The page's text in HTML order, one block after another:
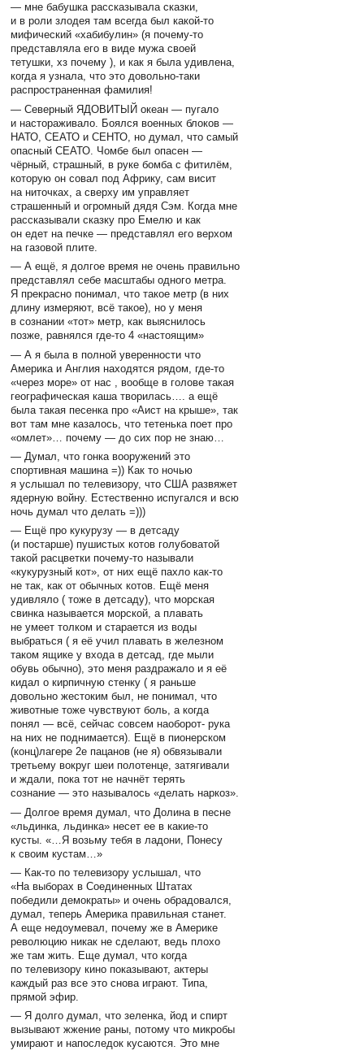
— мне бабушка рассказывала сказки,
и в роли злодея там всегда был какой-то
мифический «хабибулин» (я почему-то
представляла его в виде мужа своей
тетушки, хз почему ), и как я была удивлена,
когда я узнала, что это довольно-таки
распространенная фамилия!
— Северный ЯДОВИТЫЙ океан — пугало
и настораживало. Боялся военных блоков —
НАТО, СЕАТО и СЕНТО, но думал, что самый
опасный СЕАТО. Чомбе был опасен —
чёрный, страшный, в руке бомба с фитилём,
которую он совал под Африку, сам висит
на ниточках, а сверху им управляет
страшенный и огромный дядя Сэм. Когда мне
рассказывали сказку про Емелю и как
он едет на печке — представлял его верхом
на газовой плите.
— А ещё, я долгое время не очень правильно
представлял себе масштабы одного метра.
Я прекрасно понимал, что такое метр (в них
длину измеряют, всё такое), но у меня
в сознании «тот» метр, как выяснилось
позже, равнялся где-то 4 «настоящим»
— А я была в полной уверенности что
Америка и Англия находятся рядом, где-то
«через море» от нас , вообще в голове такая
географическая каша творилась…. а ещё
была такая песенка про «Аист на крыше», так
вот там мне казалось, что тетенька поет про
«омлет»… почему — до сих пор не знаю…
— Думал, что гонка вооружений это
спортивная машина =)) Как то ночью
я услышал по телевизору, что США развяжет
ядерную войну. Естественно испугался и всю
ночь думал что делать =)))
— Ещё про кукурузу — в детсаду
(и постарше) пушистых котов голубоватой
такой расцветки почему-то называли
«кукурузный кот», от них ещё пахло как-то
не так, как от обычных котов. Ещё меня
удивляло ( тоже в детсаду), что морская
свинка называется морской, а плавать
не умеет толком и старается из воды
выбраться ( я её учил плавать в железном
таком ящике у входа в детсад, где мыли
обувь обычно), это меня раздражало и я её
кидал о кирпичную стенку ( я раньше
довольно жестоким был, не понимал, что
животные тоже чувствуют боль, а когда
понял — всё, сейчас совсем наоборот- рука
на них не поднимается). Ещё в пионерском
(конц)лагере 2е пацанов (не я) обвязывали
третьему вокруг шеи полотенце, затягивали
и ждали, пока тот не начнёт терять
сознание — это называлось «делать наркоз».
— Долгое время думал, что Долина в песне
«льдинка, льдинка» несет ее в какие-то
кусты. «…Я возьму тебя в ладони, Понесу
к своим кустам…»
— Как-то по телевизору услышал, что
«На выборах в Соединенных Штатах
победили демократы» и очень обрадовался,
думал, теперь Америка правильная станет.
А еще недоумевал, почему же в Америке
революцию никак не сделают, ведь плохо
же там жить. Еще думал, что когда
по телевизору кино показывают, актеры
каждый раз все это снова играют. Типа,
прямой эфир.
— Я долго думал, что зеленка, йод и спирт
вызывают жжение раны, потому что микробы
умирают и напоследок кусаются. Это мне